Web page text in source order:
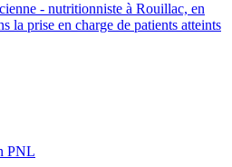
- nutritionniste à Rouillac, en
la prise en charge de patients atteints
PNL